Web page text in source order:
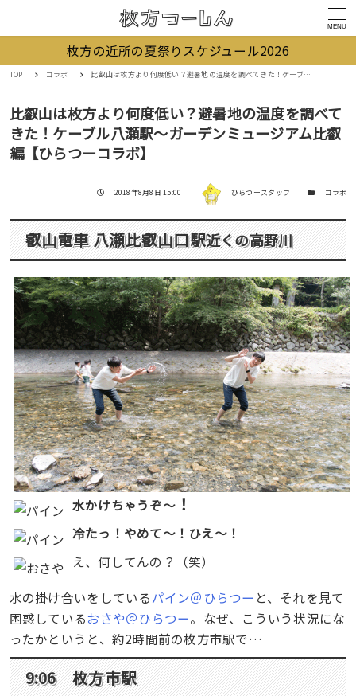
MENU
枚方の近所の夏祭りスケジュール2026
TOP コラボ 比叡山は枚方より何度低い？避暑地の温度を調べてきた！ケーブル八瀬駅〜ガーデンミュージアム比叡編【ひらつーコラボ】
比叡山は枚方より何度低い？避暑地の温度を調べて
きた！ケーブル八瀬駅〜ガーデンミュージアム比叡
編【ひらつーコラボ】
投稿日
2018年8月8日 15:00 著者 ひらつースタッフ カテゴリー
コラボ
叡山電車八瀬比叡山口駅近くの高野川
水かけちゃうぞ〜！
冷たっ！やめて〜！ひえ〜！
え、何してんの？（笑）
水の掛け合いをしているパイン＠ひらつー と、それを見て
困惑しているおさや＠ひらつー。なぜ、こういう状況にな
ったかというと、約2時間前の枚方市駅で…
9:06 枚方市駅